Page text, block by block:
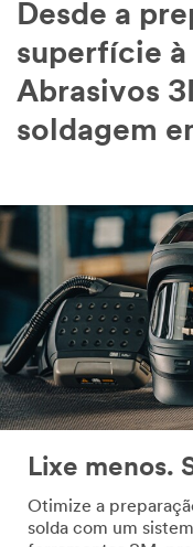
Desde a
superfície à
Abrasivos
soldagem
Lixe menos.
Otimize a
solda com um